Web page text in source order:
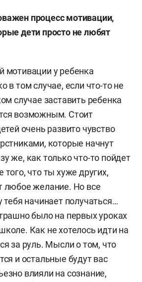
процесс мотивации,
дети просто не любят
мотивации у ребенка
в том случае, если что-то не
случае заставить ребенка
возможным. Стоит
очень развито чувство
которые начнут
же, как только что-то пойдет
что ты хуже других,
любое желание. Но все
тебя начинает получаться…
было на первых уроках
Как не хотелось идти на
за руль. Мысли о том, что
и остальные будут вас
влияли на сознание,